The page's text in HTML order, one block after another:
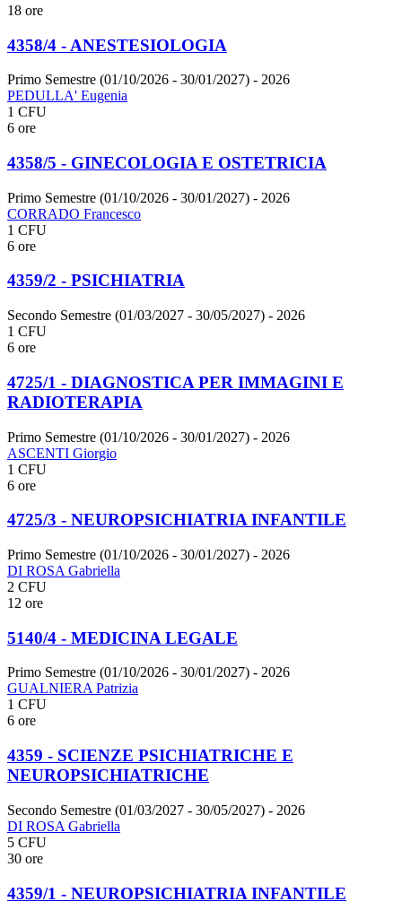
18 ore
4358/4 - ANESTESIOLOGIA
Primo Semestre (01/10/2026 - 30/01/2027) - 2026
PEDULLA' Eugenia
1 CFU
6 ore
4358/5 - GINECOLOGIA E OSTETRICIA
Primo Semestre (01/10/2026 - 30/01/2027) - 2026
CORRADO Francesco
1 CFU
6 ore
4359/2 - PSICHIATRIA
Secondo Semestre (01/03/2027 - 30/05/2027) - 2026
1 CFU
6 ore
4725/1 - DIAGNOSTICA PER IMMAGINI E
RADIOTERAPIA
Primo Semestre (01/10/2026 - 30/01/2027) - 2026
ASCENTI Giorgio
1 CFU
6 ore
4725/3 - NEUROPSICHIATRIA INFANTILE
Primo Semestre (01/10/2026 - 30/01/2027) - 2026
DI ROSA Gabriella
2 CFU
12 ore
5140/4 - MEDICINA LEGALE
Primo Semestre (01/10/2026 - 30/01/2027) - 2026
GUALNIERA Patrizia
1 CFU
6 ore
4359 - SCIENZE PSICHIATRICHE E
NEUROPSICHIATRICHE
Secondo Semestre (01/03/2027 - 30/05/2027) - 2026
DI ROSA Gabriella
5 CFU
30 ore
4359/1 - NEUROPSICHIATRIA INFANTILE